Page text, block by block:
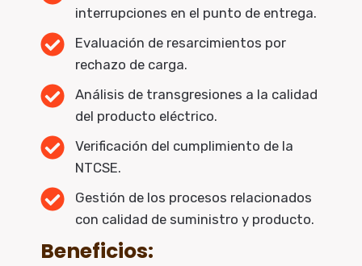
interrupciones en el punto de entrega.
Evaluación de resarcimientos por
rechazo de carga.
Análisis de transgresiones a la calidad
del producto eléctrico.
Verificación del cumplimiento de la
NTCSE.
Gestión de los procesos relacionados
con calidad de suministro y producto.
Beneficios: